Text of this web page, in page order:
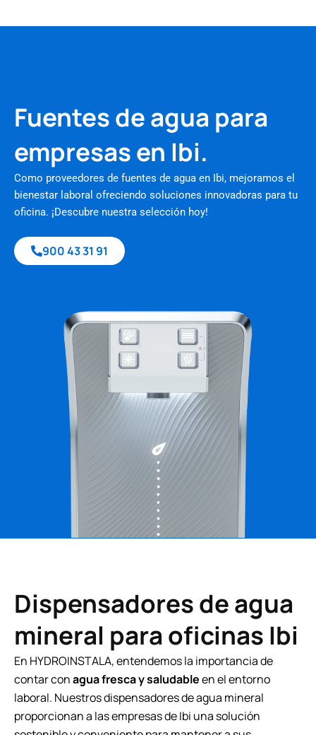
Fuentes de agua para
empresas en Ibi.
Como proveedores de fuentes de agua en Ibi, mejoramos el
bienestar laboral ofreciendo soluciones innovadoras para tu
oficina. ¡Descubre nuestra selección hoy!
900 43 31 91
Dispensadores de agua
mineral para oficinas Ibi
En HYDROINSTALA, entendemos la importancia de
contar conagua fresca y saludableen el entorno
laboral. Nuestros dispensadores de agua mineral
proporcionan a las empresas de Ibi una solución